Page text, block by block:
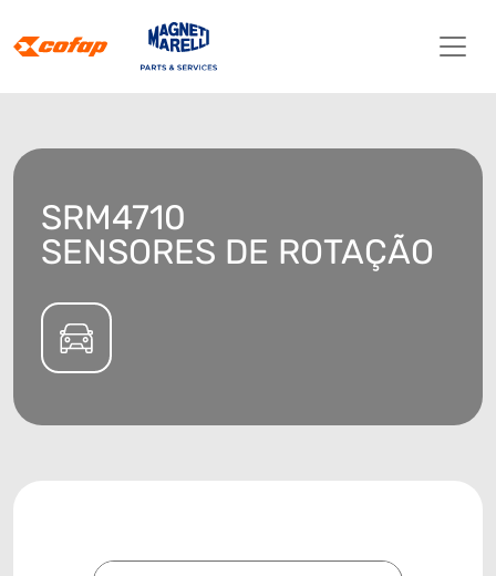
SRM4710
SENSORES DE ROTAÇÃO